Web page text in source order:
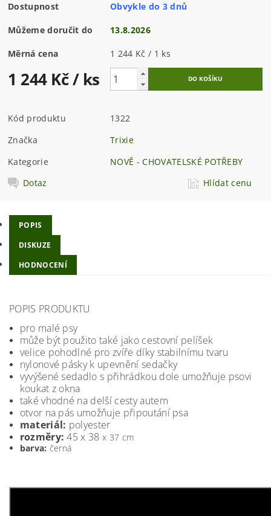
Dostupnost Obvykle do 3 dnů
Můžeme doručit do 13.8.2026
Měrná cena 1 244 Kč / 1 ks
1 244 Kč/ ks
Kód produktu
1322
Značka
Trixie
Kategorie
NOVĚ - CHOVATELSKÉ POTŘEBY
Dotaz
Hlídat cenu
POPIS
DISKUZE
HODNOCENÍ
POPIS PRODUKTU
pro malé psy
může být použito také jako cestovní pelíšek
velice pohodlné pro zvíře díky stabilnímu tvaru
nylonové pásky k upevnění sedačky
vyvýšené sedadlo s přihrádkou dole umožňuje psovi
koukat z okna
také vhodné na delší cesty autem
otvor na pás umožňuje připoutání psa
materiál: polyester
rozměry: 45 x 38 x 37 cm
barva: černá